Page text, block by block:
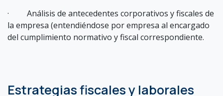
· Análisis de antecedentes corporativos y fiscales de
la empresa (entendiéndose por empresa al encargado
del cumplimiento normativo y fiscal correspondiente.
Estrategias fiscales y laborales